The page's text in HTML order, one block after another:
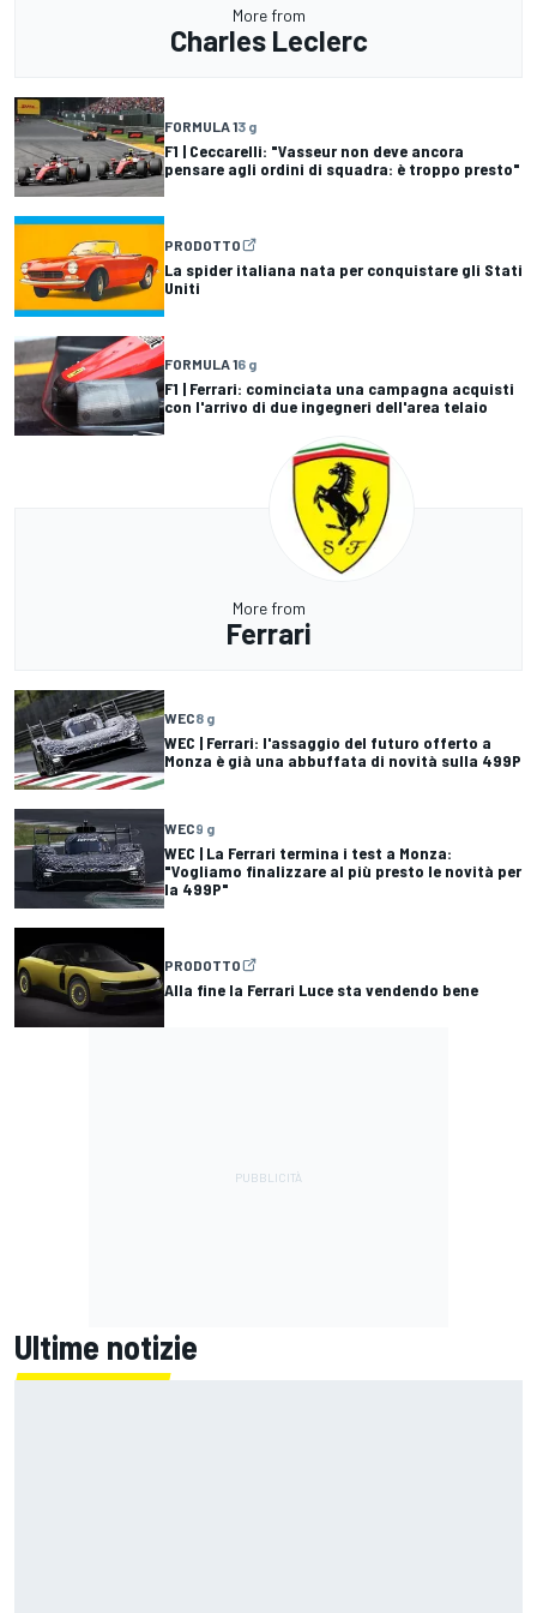
More from
Charles Leclerc
FORMULA 13 g
F1 | Ceccarelli: "Vasseur non deve ancora
pensare agli ordini di squadra: è troppo presto"
PRODOTTO
La spider italiana nata per conquistare gli Stati
Uniti
FORMULA 16 g
F1 | Ferrari: cominciata una campagna acquisti
con l'arrivo di due ingegneri dell'area telaio
More from
Ferrari
WEC8 g
WEC | Ferrari: l'assaggio del futuro offerto a
Monza è già una abbuffata di novità sulla 499P
WEC9 g
WEC | La Ferrari termina i test a Monza:
"Vogliamo finalizzare al più presto le novità per
la 499P"
PRODOTTO
Alla fine la Ferrari Luce sta vendendo bene
Ultime notizie